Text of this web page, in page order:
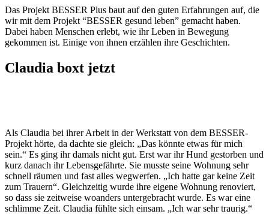
Das Projekt BESSER Plus baut auf den guten Erfahrungen auf, die
wir mit dem Projekt “BESSER gesund leben” gemacht haben.
Dabei haben Menschen erlebt, wie ihr Leben in Bewegung
gekommen ist. Einige von ihnen erzählen ihre Geschichten.
Claudia boxt jetzt
Als Claudia bei ihrer Arbeit in der Werkstatt von dem BESSER-
Projekt hörte, da dachte sie gleich: „Das könnte etwas für mich
sein.“ Es ging ihr damals nicht gut. Erst war ihr Hund gestorben und
kurz danach ihr Lebensgefährte. Sie musste seine Wohnung sehr
schnell räumen und fast alles wegwerfen. „Ich hatte gar keine Zeit
zum Trauern“. Gleichzeitig wurde ihre eigene Wohnung renoviert,
so dass sie zeitweise woanders untergebracht wurde. Es war eine
schlimme Zeit. Claudia fühlte sich einsam. „Ich war sehr traurig.“